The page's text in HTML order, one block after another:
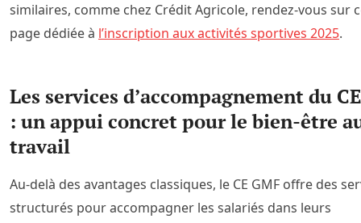
similaires, comme chez Crédit Agricole, rendez-vous sur
page dédiée à l’inscription aux activités sportives 2025.
Les services d’accompagnement du
: un appui concret pour le bien-être
travail
Au-delà des avantages classiques, le CE GMF offre des
structurés pour accompagner les salariés dans leurs